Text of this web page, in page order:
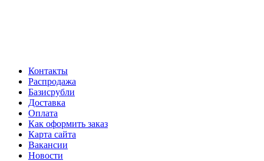
Контакты
Распродажа
Базисрубли
Доставка
Оплата
Как оформить заказ
Карта сайта
Вакансии
Новости